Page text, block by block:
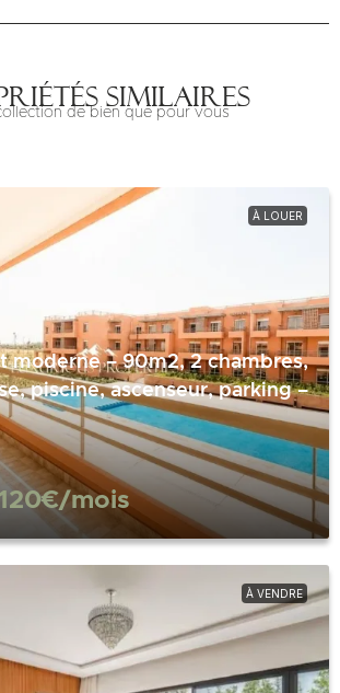
similaires
de bien que pour vous
À LOUER
moderne – 90m2, 2 chambres,
piscine, ascenseur, parking –
/mois
À VENDRE